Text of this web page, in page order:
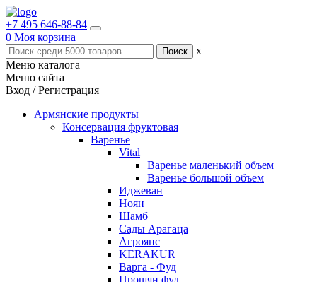
+7 495 646-88-84
0 Моя корзина
x
Меню каталога
Меню сайта
Вход / Регистрация
Армянские продукты
Консервация фруктовая
Варенье
Vital
Варенье маленький объем
Варенье большой объем
Иджеван
Ноян
Шамб
Сады Арагаца
Агроянс
KERAKUR
Варга - Фуд
Прошян фуд